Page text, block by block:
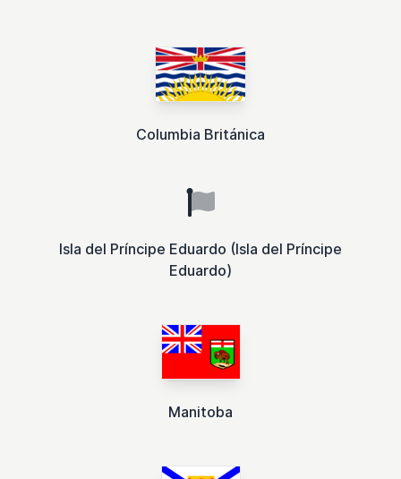
Columbia Británica
Isla del Príncipe Eduardo (Isla del Príncipe
Eduardo)
Manitoba